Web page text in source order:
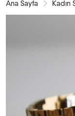
Ana Sayfa Kadın